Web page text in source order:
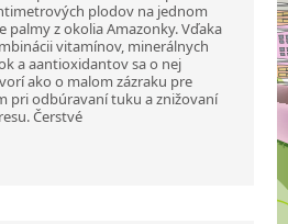
plodov na jednom
palmy z okolia Amazonky. Vďaka
vitamínov, minerálnych
a aantioxidantov sa o nej
ako o malom zázraku pre
pri odbúravaní tuku a znižovaní
Čerstvé